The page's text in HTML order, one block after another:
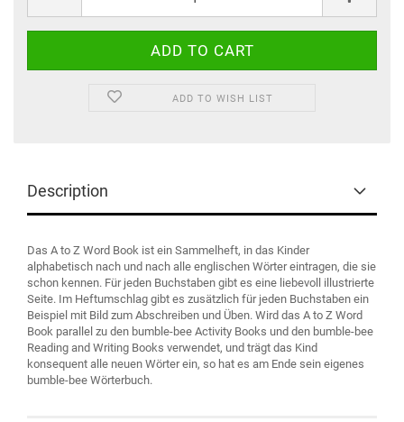
ADD TO WISH LIST
Description
Das A to Z Word Book ist ein Sammelheft, in das Kinder
alphabetisch nach und nach alle englischen Wörter eintragen, die sie
schon kennen. Für jeden Buchstaben gibt es eine liebevoll illustrierte
Seite. Im Heftumschlag gibt es zusätzlich für jeden Buchstaben ein
Beispiel mit Bild zum Abschreiben und Üben. Wird das A to Z Word
Book parallel zu den bumble-bee Activity Books und den bumble-bee
Reading and Writing Books verwendet, und trägt das Kind
konsequent alle neuen Wörter ein, so hat es am Ende sein eigenes
bumble-bee Wörterbuch.